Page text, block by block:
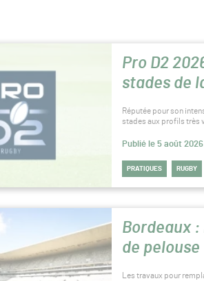
Pro D2
stades de
Réputée pour son
stades aux profils très
Publié le 5 août
PRATIQUES RUGBY
Bordeaux
de pelouse
Les travaux pour